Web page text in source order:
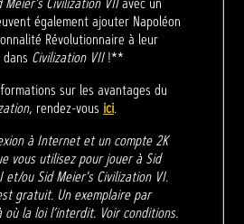
également ajouter Napoléon
Révolutionnaire à leur
Civilization VII!**
sur les avantages du
, rendez-vous ici.
à Internet et un compte 2K
vous utilisez pour jouer à Sid
et/ou Sid Meier's Civilization VI.
gratuit. Un exemplaire par
la loi l’interdit. Voir conditions.